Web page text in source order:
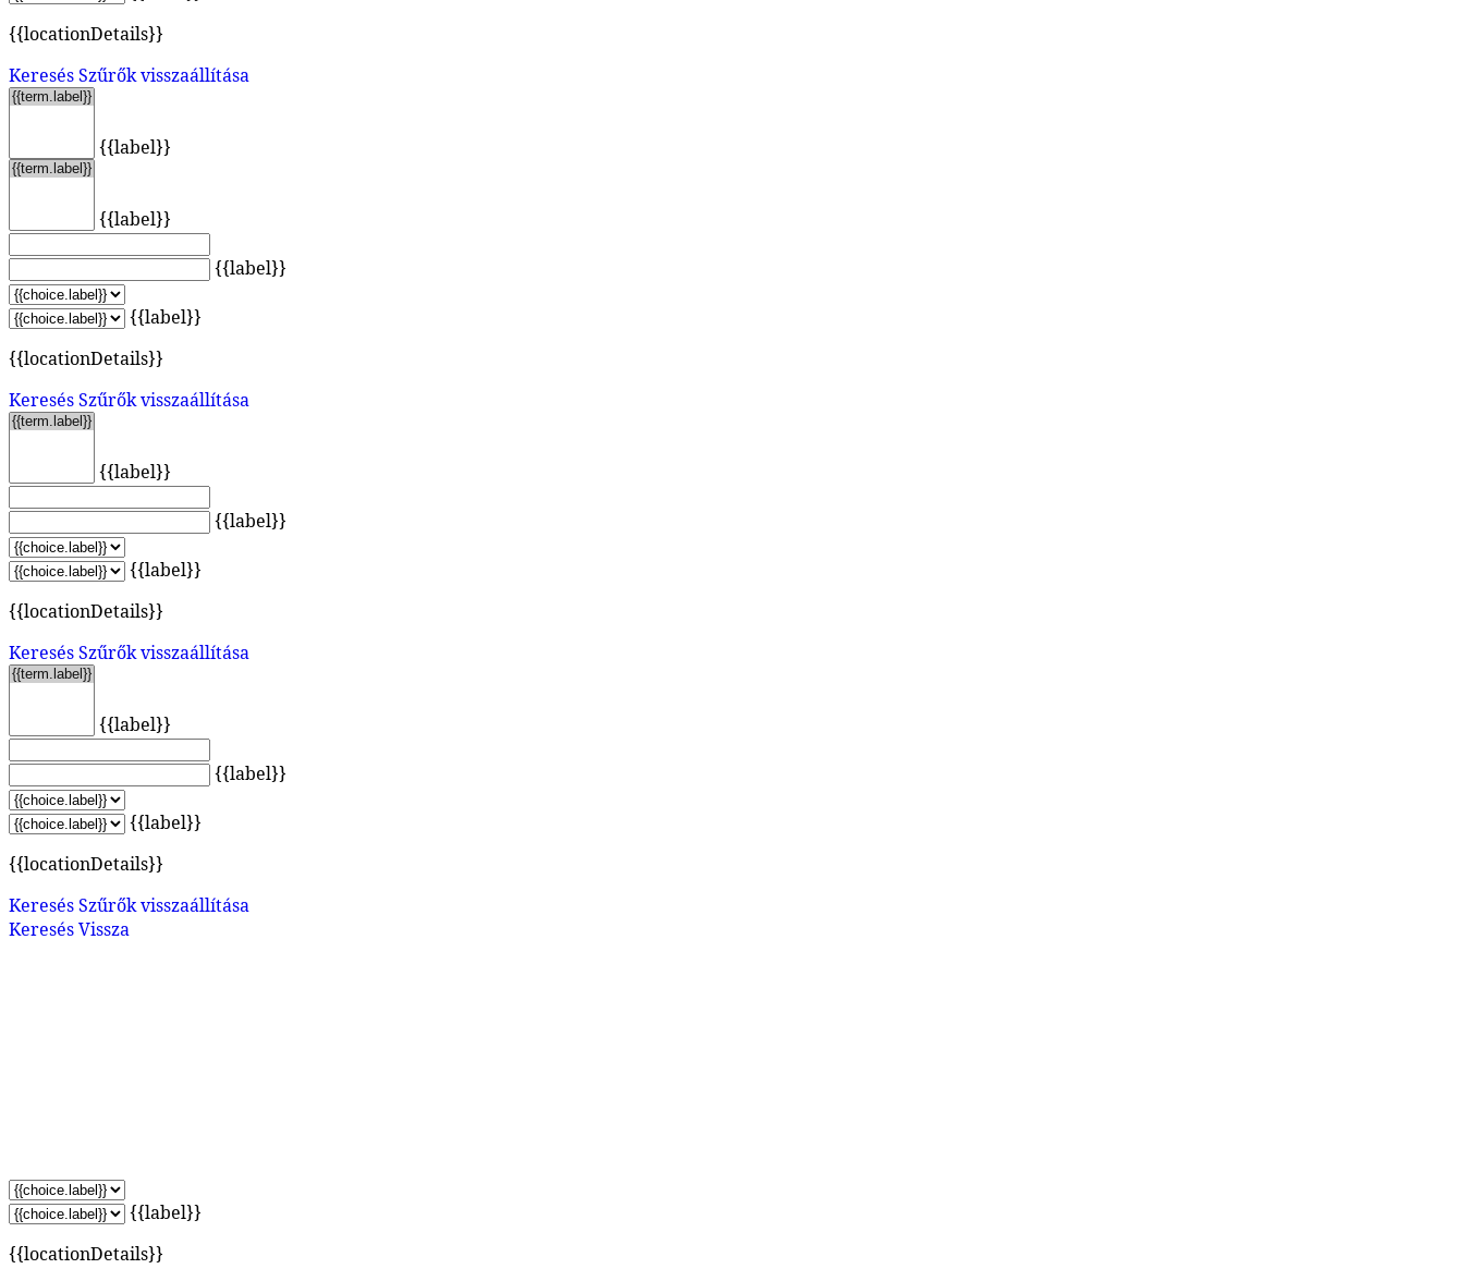
{{locationDetails}}
KeresésSzűrők visszaállítása
{{label}}
{{label}}
{{label}}
{{label}}
{{locationDetails}}
KeresésSzűrők visszaállítása
{{label}}
{{label}}
{{label}}
{{locationDetails}}
KeresésSzűrők visszaállítása
{{label}}
{{label}}
{{label}}
{{locationDetails}}
KeresésSzűrők visszaállítása
KeresésVissza
{{label}}
{{locationDetails}}